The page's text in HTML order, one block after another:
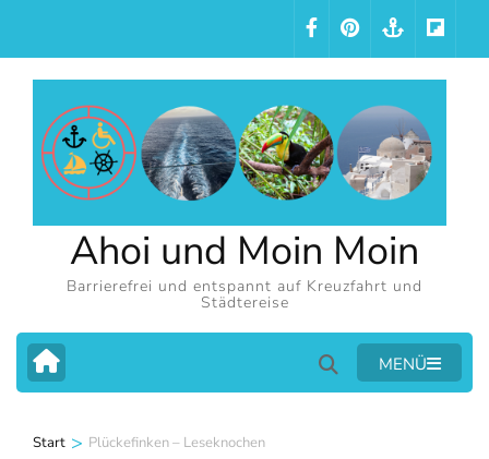
springen
(Eingabetaste
drücken)
Ahoi und Moin Moin
Barrierefrei und entspannt auf Kreuzfahrt und
Städtereise
MENÜ
Start > Plückefinken – Leseknochen